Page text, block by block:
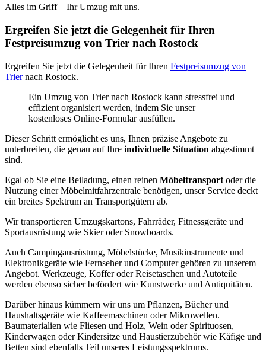
Alles im Griff – Ihr Umzug mit uns.
Ergreifen Sie jetzt die Gelegenheit für Ihren
Festpreisumzug von Trier nach Rostock
Ergreifen Sie jetzt die Gelegenheit für Ihren Festpreisumzug von
Triernach Rostock.
Ein Umzug von Trier nach Rostock kann stressfrei und
effizient organisiert werden, indem Sie unser
kostenloses Online-Formular ausfüllen.
Dieser Schritt ermöglicht es uns, Ihnen präzise Angebote zu
unterbreiten, die genau auf Ihre individuelle Situation abgestimmt
sind.
Egal ob Sie eine Beiladung, einen reinen Möbeltransport oder die
Nutzung einer Möbelmitfahrzentrale benötigen, unser Service deckt
ein breites Spektrum an Transportgütern ab.
Wir transportieren Umzugskartons, Fahrräder, Fitnessgeräte und
Sportausrüstung wie Skier oder Snowboards.
Auch Campingausrüstung, Möbelstücke, Musikinstrumente und
Elektronikgeräte wie Fernseher und Computer gehören zu unserem
Angebot. Werkzeuge, Koffer oder Reisetaschen und Autoteile
werden ebenso sicher befördert wie Kunstwerke und Antiquitäten.
Darüber hinaus kümmern wir uns um Pflanzen, Bücher und
Haushaltsgeräte wie Kaffeemaschinen oder Mikrowellen.
Baumaterialien wie Fliesen und Holz, Wein oder Spirituosen,
Kinderwagen oder Kindersitze und Haustierzubehör wie Käfige und
Betten sind ebenfalls Teil unseres Leistungsspektrums.